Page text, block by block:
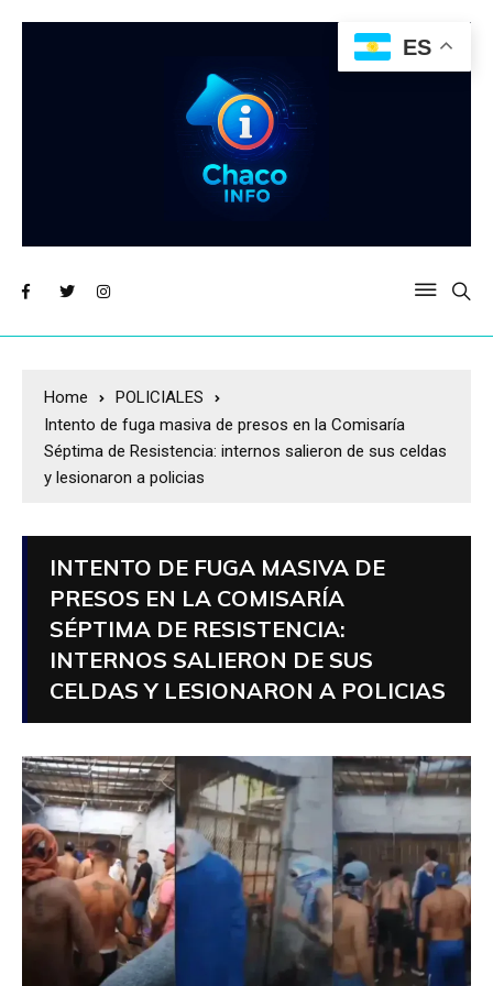
Home
POLICIALES
Intento de fuga masiva de presos en la Comisaría
Séptima de Resistencia: internos salieron de sus celdas
y lesionaron a policias
INTENTO DE FUGA MASIVA DE
PRESOS EN LA COMISARÍA
SÉPTIMA DE RESISTENCIA:
INTERNOS SALIERON DE SUS
CELDAS Y LESIONARON A POLICIAS
ES